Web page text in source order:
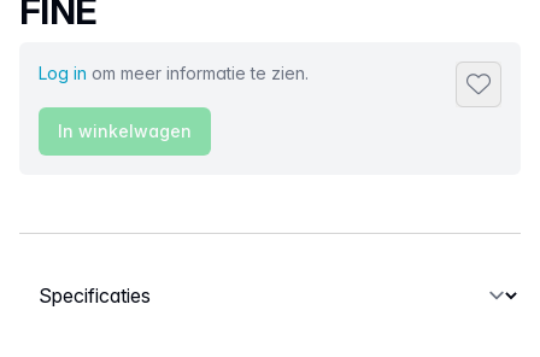
FINE
Log in om meer informatie te zien.
In winkelwagen
Selecteer een tabblad